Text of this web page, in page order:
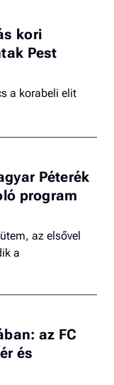
kori
Pest
a korabeli elit
Péterék
program
az elsővel
a
az FC
és